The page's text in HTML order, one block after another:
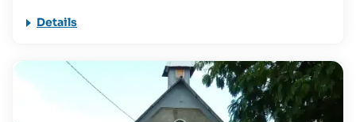
sichtbaren Bojen. Diese Bojen dienen als
wo sich besonders schöne Korallen befinden und der
Reichtum an bunten, exotischen Fischen am größten ist.
Die kleine Bojenstraße verläuft gerade einmal 100 bis 150
Meter parallel zum Strand und ist daher auch für absolute
Details